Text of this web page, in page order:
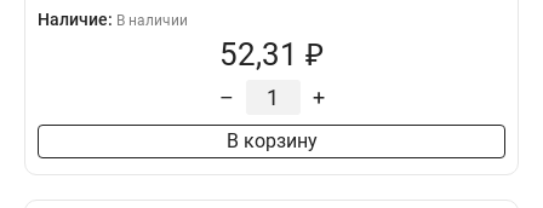
Наличие: В наличии
52,31 ₽
– +
В корзину